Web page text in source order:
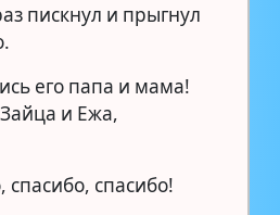
пискнул и прыгнул
его папа и мама!
и Ежа,
спасибо!